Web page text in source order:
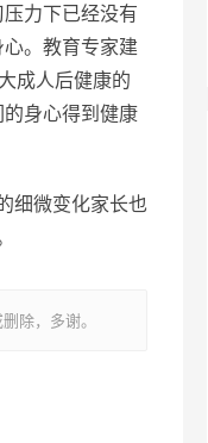
力下已经没有
。教育专家建
成人后健康的
身心得到健康
细微变化家长也
除，多谢。